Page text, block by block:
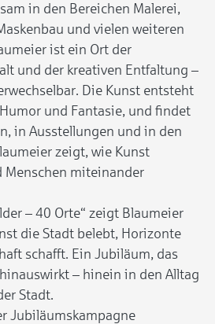
in den Bereichen Malerei,
und vielen weiteren
ist ein Ort der
und der kreativen Entfaltung –
Die Kunst entsteht
und Fantasie, und findet
in Ausstellungen und in den
zeigt, wie Kunst
Menschen miteinander
– 40 Orte“ zeigt Blaumeier
die Stadt belebt, Horizonte
schafft. Ein Jubiläum, das
– hinein in den Alltag
Stadt.
Jubiläumskampagne